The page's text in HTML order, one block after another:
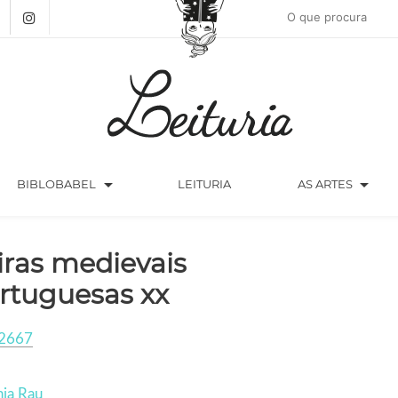
BIBLOBABEL arrow_drop_down LEITURIA AS ARTES arrow_drop_down
medievais
xx
Rau